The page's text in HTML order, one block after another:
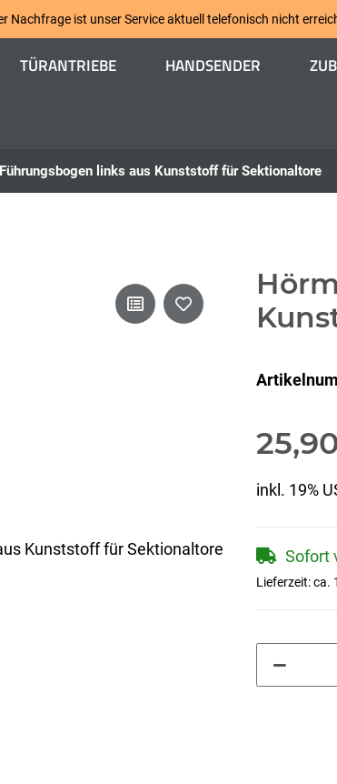
Nachfrage ist unser Service aktuell telefonisch nicht
TÜRANTRIEBE HANDSENDER
links aus Kunststoff für Sektionaltore
inkl. 19%
Sofort
Lieferzeit:ca.